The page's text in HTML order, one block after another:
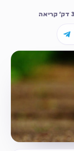
3 דק׳ קריאה